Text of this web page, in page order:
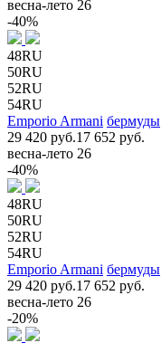
весна-лето 26
-40%
48RU
50RU
52RU
54RU
Emporio Armani бермуды
29 420 руб.17 652 руб.
весна-лето 26
-40%
48RU
50RU
52RU
54RU
Emporio Armani бермуды
29 420 руб.17 652 руб.
весна-лето 26
-20%